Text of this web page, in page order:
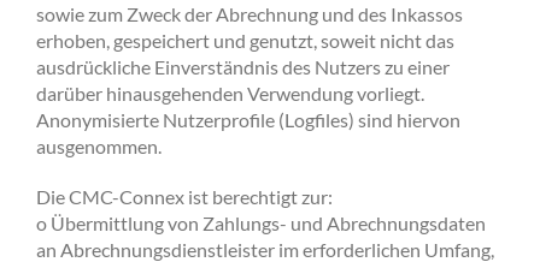
sowie zum Zweck der Abrechnung und des Inkassos
erhoben, gespeichert und genutzt, soweit nicht das
ausdrückliche Einverständnis des Nutzers zu einer
darüber hinausgehenden Verwendung vorliegt.
Anonymisierte Nutzerprofile (Logfiles) sind hiervon
ausgenommen.
Die CMC-Connex ist berechtigt zur:
o Übermittlung von Zahlungs- und Abrechnungsdaten
an Abrechnungsdienstleister im erforderlichen Umfang,